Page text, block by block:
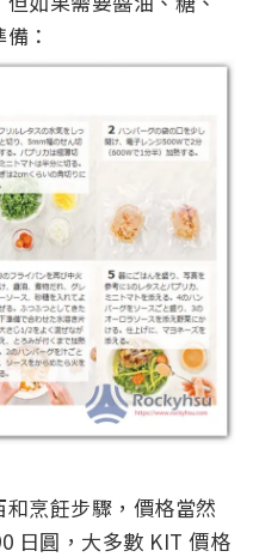
：
烹飪步驟，價格當然
日圓，大多數 KIT 價格